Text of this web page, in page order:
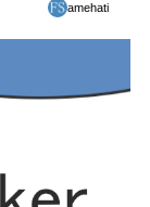
amehati